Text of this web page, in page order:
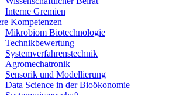
Interne Gremien
Kompetenzen
Mikrobiom Biotechnologie
Technikbewertung
Systemverfahrenstechnik
Agromechatronik
Sensorik und Modellierung
Data Science in der Bioökonomie